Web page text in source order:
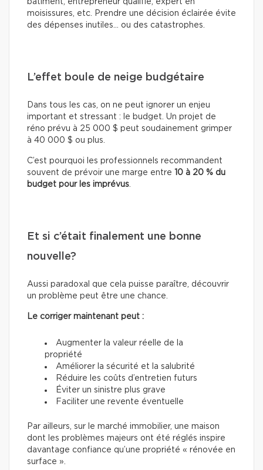
bâtiment, entrepreneur qualifié, expert en
moisissures, etc. Prendre une décision éclairée évite
des dépenses inutiles… ou des catastrophes.
L’effet boule de neige budgétaire
Dans tous les cas, on ne peut ignorer un enjeu
important et stressant : le budget. Un projet de
réno prévu à 25 000 $ peut soudainement grimper
à 40 000 $ ou plus.
C’est pourquoi les professionnels recommandent
souvent de prévoir une marge entre
10 à 20 % du
budget pour les imprévus.
Et si c’était finalement une bonne
nouvelle?
Aussi paradoxal que cela puisse paraître, découvrir
un problème peut être une chance.
Le corriger maintenant peut :
Augmenter la valeur réelle de la
propriété
Améliorer la sécurité et la salubrité
Réduire les coûts d’entretien futurs
Éviter un sinistre plus grave
Faciliter une revente éventuelle
Par ailleurs, sur le marché immobilier, une maison
dont les problèmes majeurs ont été réglés inspire
davantage confiance qu’une propriété « rénovée en
surface ».